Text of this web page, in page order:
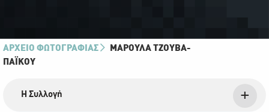
ΑΡΧΕΙΟ ΦΩΤΟΓΡΑΦΙΑΣ
ΜΑΡΟΎΛΑ ΤΖΟΎΒΑ-
ΠΑΪ́ΚΟΥ
Η Συλλογή